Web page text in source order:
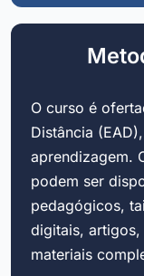
O curso é
Distância
aprendizagem.
podem ser
pedagógicos,
digitais,
materiais